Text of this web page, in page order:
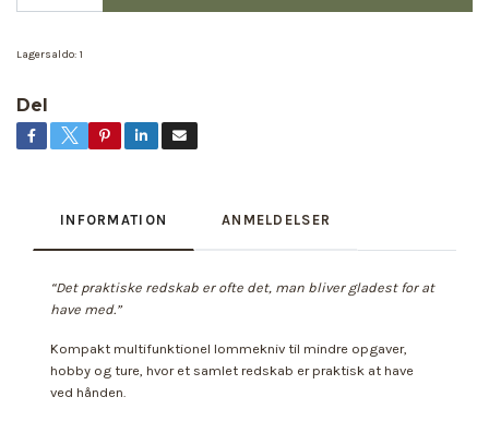
Lagersaldo: 1
Del
INFORMATION ANMELDELSER
“Det praktiske redskab er ofte det, man bliver gladest for at
have med.”
Kompakt multifunktionel lommekniv til mindre opgaver,
hobby og ture, hvor et samlet redskab er praktisk at have
ved hånden.